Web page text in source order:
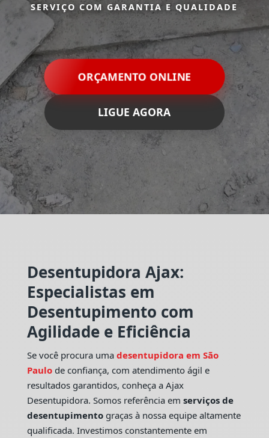
SERVIÇO COM GARANTIA E QUALIDADE
ORÇAMENTO ONLINE
LIGUE AGORA
Desentupidora Ajax:
Especialistas em
Desentupimento com
Agilidade e Eficiência
Se você procura uma desentupidora em São
Paulo de confiança, com atendimento ágil e
resultados garantidos, conheça a Ajax
Desentupidora. Somos referência em serviços de
desentupimentograças à nossa equipe altamente
qualificada. Investimos constantemente em